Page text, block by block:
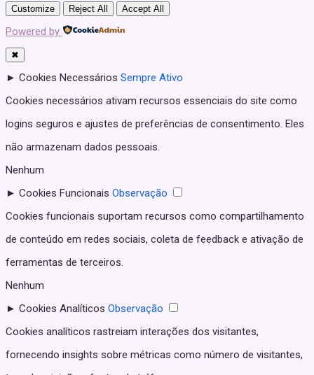
Customize Reject All Accept All
Powered by
✖
► Cookies Necessários Sempre Ativo
Cookies necessários ativam recursos essenciais do site como
logins seguros e ajustes de preferências de consentimento. Eles
não armazenam dados pessoais.
Nenhum
► Cookies Funcionais Observação
Cookies funcionais suportam recursos como compartilhamento
de conteúdo em redes sociais, coleta de feedback e ativação de
ferramentas de terceiros.
Nenhum
► Cookies Analíticos Observação
Cookies analíticos rastreiam interações dos visitantes,
fornecendo insights sobre métricas como número de visitantes,